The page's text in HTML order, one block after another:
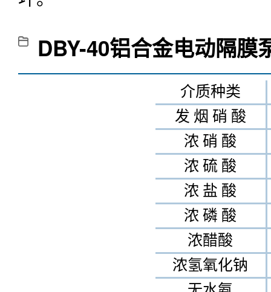
DBY-40铝合金电动隔膜
介质种类
发 烟 硝 酸
浓 硝 酸
浓 硫 酸
浓 盐 酸
浓 磷 酸
浓醋酸
浓氢氧化钠